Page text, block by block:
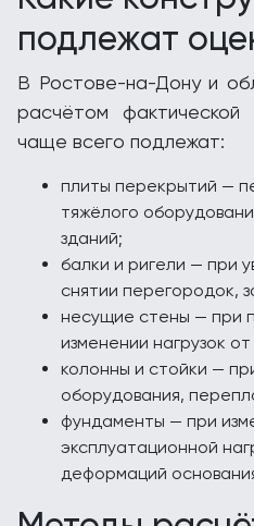
подлежат
В Ростове-на-Дону и
расчётом
чаще всего подлежат:
плиты перекрытий —
тяжёлого
зданий;
балки и ригели — при
снятии перегородок,
несущие стены — при
изменении нагрузок
колонны и стойки —
оборудования,
фундаменты — при
эксплуатационной
деформаций